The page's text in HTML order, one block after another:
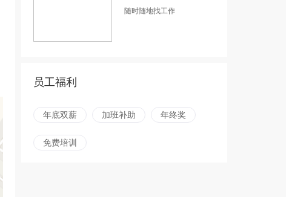
随时随地找工作
员工福利
年底双薪 加班补助 年终奖
免费培训